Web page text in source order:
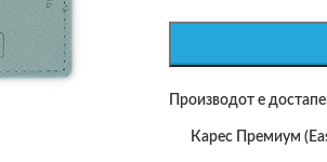
Производот е
Карес Премиум